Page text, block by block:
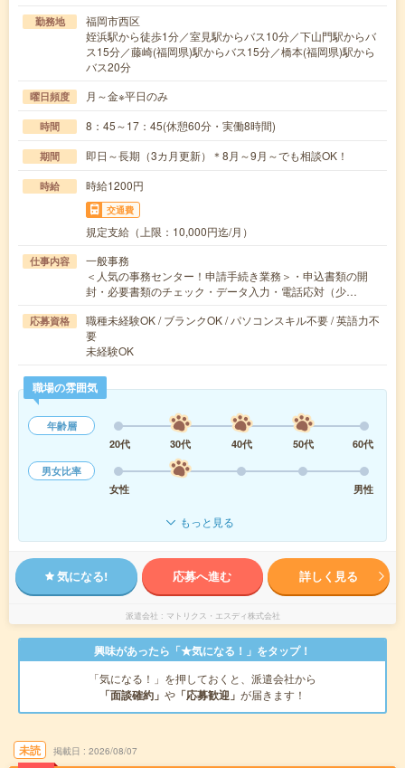
勤務地
福岡市西区
姪浜駅から徒歩1分／室見駅からバス10分／下山門駅からバ
ス15分／藤崎(福岡県)駅からバス15分／橋本(福岡県)駅から
バス20分
曜日頻度 月～金※平日のみ
時間 8：45～17：45(休憩60分・実働8時間)
期間 即日～長期（3カ月更新）＊8月～9月～でも相談OK！
時給 時給1200円
交通費
規定支給（上限：10,000円迄/月）
仕事内容
一般事務
＜人気の事務センター！申請手続き業務＞・申込書類の開
封・必要書類のチェック・データ入力・電話応対（少…
応募資格
職種未経験OK / ブランクOK / パソコンスキル不要 / 英語力不
要
未経験OK
職場の雰囲気
年齢層
20代
30代 40代 50代
60代
男女比率
女性
男性
もっと見る
気になる! 応募へ進む 詳しく見る
派遣会社 マトリクス・エスディ株式会社
興味があったら「★気になる！」をタップ！
「気になる！」を押しておくと、派遣会社から
「面談確約」 や 「応募歓迎」 が届きます！
未読 掲載日 2026/08/07